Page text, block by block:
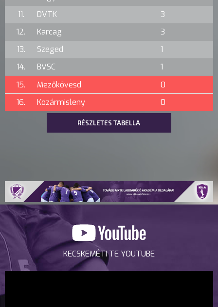
11.
DVTK
3
12.
Karcag
3
13.
Szeged
1
14.
BVSC
1
15.
Mezőkövesd
0
16.
Kozármisleny 0
RÉSZLETES TABELLA
KECSKEMÉTI TE YOUTUBE